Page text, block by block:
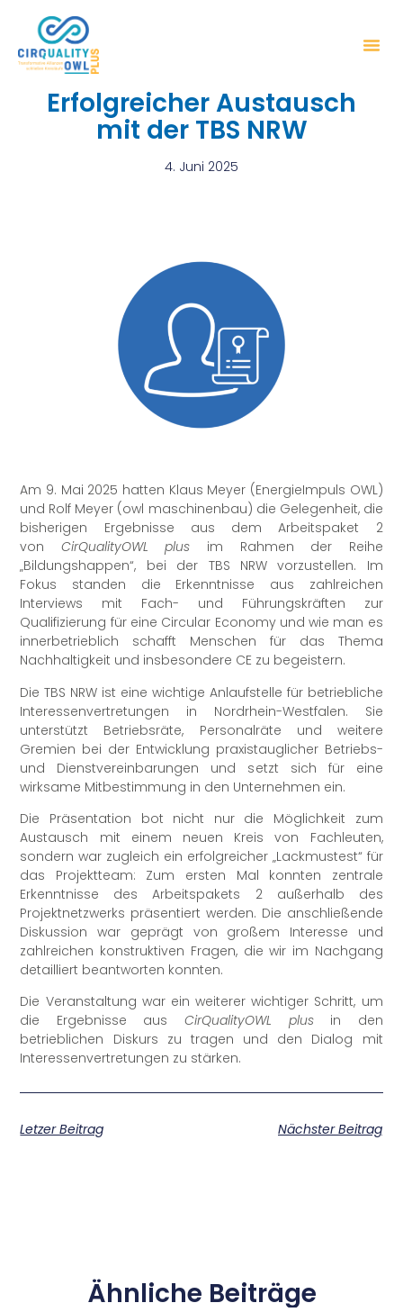
Erfolgreicher Austausch
mit der TBS NRW
4. Juni 2025
Am 9. Mai 2025 hatten Klaus Meyer (EnergieImpuls OWL)
und Rolf Meyer (owl maschinenbau) die Gelegenheit, die
bisherigen Ergebnisse aus dem Arbeitspaket 2
von CirQualityOWL plus im Rahmen der Reihe
„Bildungshappen“, bei der TBS NRW vorzustellen. Im
Fokus standen die Erkenntnisse aus zahlreichen
Interviews mit Fach- und Führungskräften zur
Qualifizierung für eine Circular Economy und wie man es
innerbetrieblich schafft Menschen für das Thema
Nachhaltigkeit und insbesondere CE zu begeistern.
Die TBS NRW ist eine wichtige Anlaufstelle für betriebliche
Interessenvertretungen in Nordrhein-Westfalen. Sie
unterstützt Betriebsräte, Personalräte und weitere
Gremien bei der Entwicklung praxistauglicher Betriebs-
und Dienstvereinbarungen und setzt sich für eine
wirksame Mitbestimmung in den Unternehmen ein.
Die Präsentation bot nicht nur die Möglichkeit zum
Austausch mit einem neuen Kreis von Fachleuten,
sondern war zugleich ein erfolgreicher „Lackmustest“ für
das Projektteam: Zum ersten Mal konnten zentrale
Erkenntnisse des Arbeitspakets 2 außerhalb des
Projektnetzwerks präsentiert werden. Die anschließende
Diskussion war geprägt von großem Interesse und
zahlreichen konstruktiven Fragen, die wir im Nachgang
detailliert beantworten konnten.
Die Veranstaltung war ein weiterer wichtiger Schritt, um
die Ergebnisse aus CirQualityOWL plusin den
betrieblichen Diskurs zu tragen und den Dialog mit
Interessenvertretungen zu stärken.
Letzer Beitrag Nächster Beitrag
Ähnliche Beiträge